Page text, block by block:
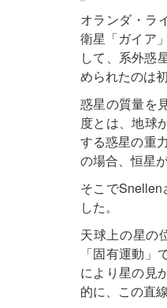
オランダ・ラ
衛星「ガイア
して、系外惑
められたのは
惑星の質量を
度とは、地球
する惑星の重
の場合、恒星
そこで
した。
天球上の星の
「固有運動
により星の見
的に、この直